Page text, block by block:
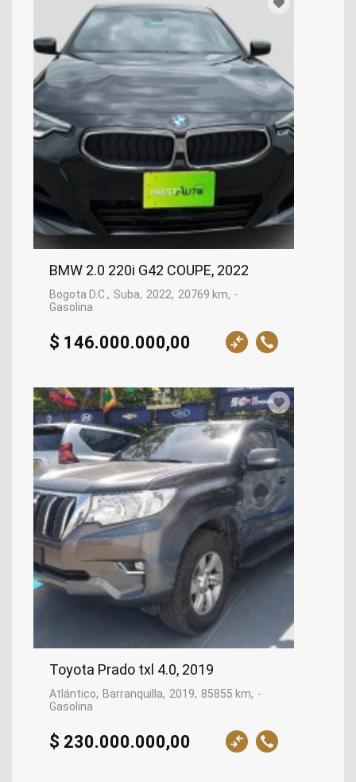
BMW 2.0 220i G42 COUPE, 2022
Bogota D.C. Suba 2022 20769 km
-
Gasolina
$ 146.000.000,00
Toyota Prado txl 4.0, 2019
Atlántico Barranquilla 2019 85855 km
-
Gasolina
$ 230.000.000,00